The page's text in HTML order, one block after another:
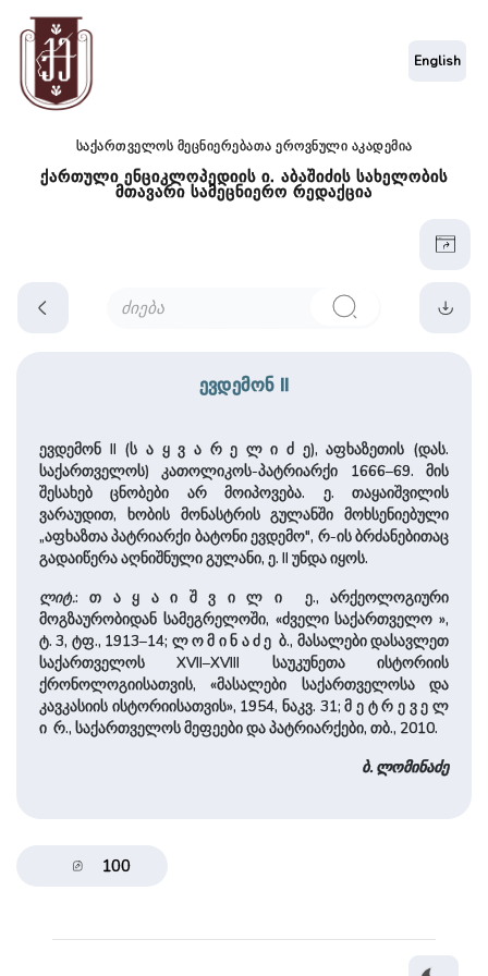
საქართველოს მეცნიერებათა ეროვნული აკადემია
ქართული ენციკლოპედიის ი. აბაშიძის სახელობის
მთავარი სამეცნიერო რედაქცია
English
ევდემონ II
ევდემონ II (ს ა ყ ვ ა რ ე ლ ი ძ ე), აფხაზეთის (დას.
საქართველოს) კათოლიკოს-პატრიარქი 1666–69. მის
შესახებ ცნობები არ მოიპოვება. ე. თაყაიშვილის
ვარაუდით, ხობის მონასტრის გულანში მოხსენიებული
„აფხაზთა პატრიარქი ბატონი ევდემო", რ-ის ბრძანებითაც
გადაიწერა აღნიშნული გულანი, ე. II უნდა იყოს.
ლიტ.: თ ა ყ ა ი შ ვ ი ლ ი ე., არქეოლოგიური
მოგზაურობიდან სამეგრელოში, «ძველი საქართველო »,
ტ. 3, ტფ., 1913–14; ლ ო მ ი ნ ა ძ ე ბ., მასალები დასავლეთ
საქართველოს XVII–XVIII საუკუნეთა ისტორიის
ქრონოლოგიისათვის, «მასალები საქართველოსა და
კავკასიის ისტორიისათვის», 1954, ნაკვ. 31; მ ე ტ რ ე ვ ე ლ
ი რ., საქართველოს მეფეები და პატრიარქები, თბ., 2010.
ბ. ლომინაძე
100